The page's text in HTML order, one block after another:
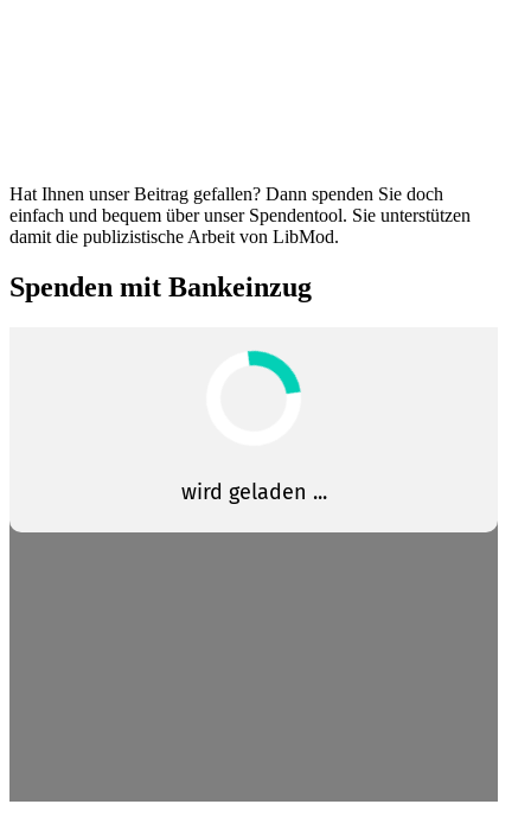
Hat Ihnen unser Beitrag gefallen? Dann spenden Sie doch
einfach und bequem über unser Spendentool. Sie unter­stützen
damit die publi­zis­tische Arbeit von LibMod.
Spenden mit Bankeinzug